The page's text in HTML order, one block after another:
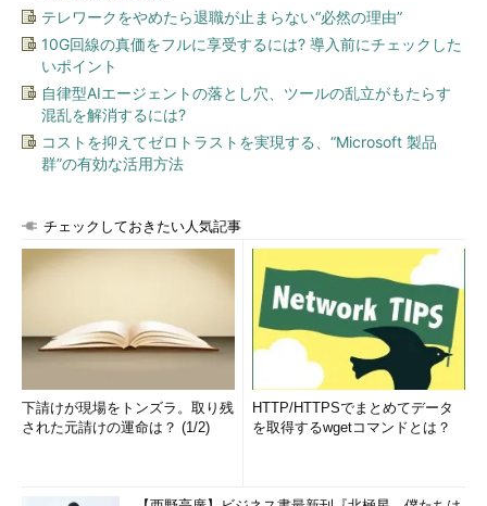
論理ドライブとして扱うしかなかった。3台合計すれば6Tbytes
になるのだが、従来のWindows OSでは3つの異なる論理ドライ
ブとしてしか利用できず、作成可能なボリュームの最大サイズも
ディスクのサイズによって制限されていた（仮想PCで学ぶ
Windowsシステム管理 第11回「
ムの最大サイズ 」参照）。この例では、3Tbytesのディスクに
3Tbytesのボリュームは作成できるが、4Tbytesや5Tbytes、
たがる「スパン・ボリューム」を作成することはできるが、あら
かじめダイナミック・ディスクにしておく必要があるほか、運用
開始後に物理ディスクの構成を変更できない（追加できない）、
ディスクに障害が発生しても復旧できないなど、いくつか制約が
ある。
これに対してWindows 8の記憶域プールは、システムに接続さ
れた複数台（1台でもよいが）のディスクを大容量の仮想的なデ
ィスクとして扱う機能である。プールを構成するディスクは運用
テレワークをやめたら退職が止まらない“必然の理由”
10G回線の真価をフルに享受するには? 導入前にチェックした
いポイント
自律型AIエージェントの落とし穴、ツールの乱立がもたらす
混乱を解消するには?
コストを抑えてゼロトラストを実現する、“Microsoft 製品
群”の有効な活用方法
チェックしておきたい人気記事
下請けが現場をトンズラ。取り残
された元請けの運命は？ (1/2)
HTTP/HTTPSでまとめてデータ
を取得するwgetコマンドとは？